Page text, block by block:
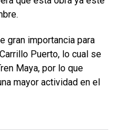
gran importancia para
Puerto, lo cual se
Maya, por lo que
mayor actividad en el